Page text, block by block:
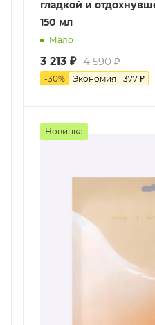
гладкой и
150 мл
Мало
3 213 ₽ 4 590 ₽
-30% Экономия 1 377 ₽
Новинка